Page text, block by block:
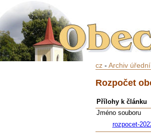
cz- Archiv
Rozpočet
Přílohy k článku
Jméno souboru
rozpocet-